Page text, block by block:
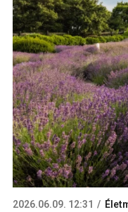
2026.06.09. 12:31